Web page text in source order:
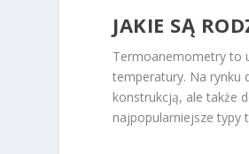
JAKIE SĄ
Termoanemometry to
temperatury. Na rynku
konstrukcją, ale także
najpopularniejsze